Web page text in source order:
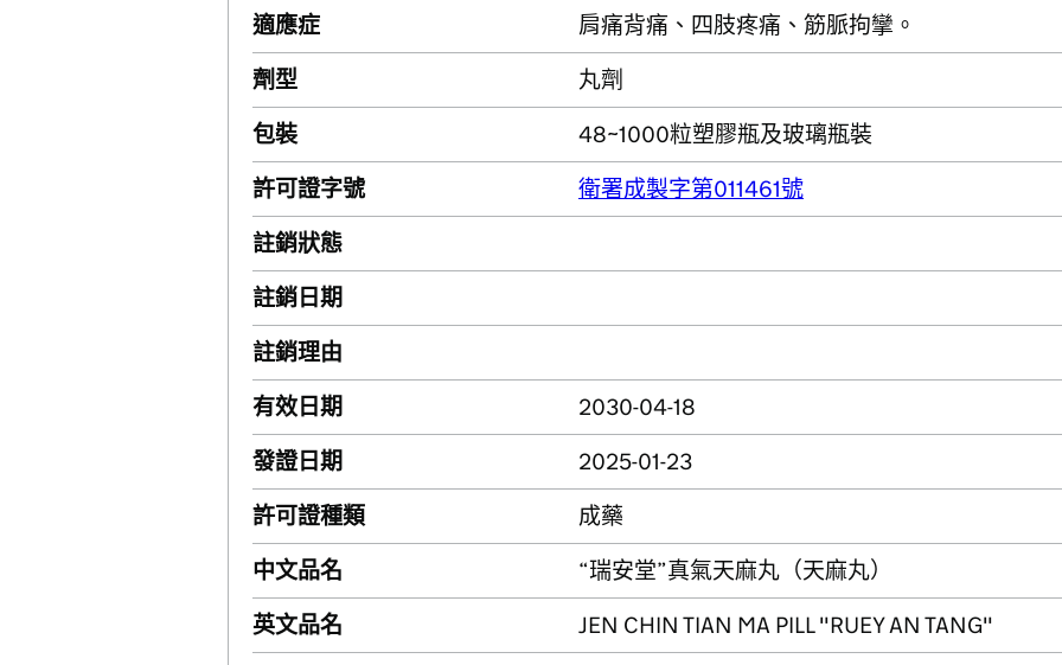
適應症
肩痛背痛、四肢疼痛、筋脈拘攣。
劑型
丸劑
包裝
48~1000粒塑膠瓶及玻璃瓶裝
許可證字號
衛署成製字第011461號
註銷狀態
註銷日期
註銷理由
有效日期
2030-04-18
發證日期
2025-01-23
許可證種類
成藥
中文品名
“瑞安堂”真氣天麻丸（天麻丸）
英文品名
JEN CHIN TIAN MA PILL "RUEY AN TANG"